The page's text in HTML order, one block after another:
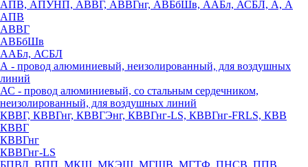
АПВ, АПУНП, АВВГ, АВВГнг, АВБбШв, ААБл, АСБЛ, А, А
АПВ
АВВГ
АВБбШв
ААБл, АСБЛ
А - провод алюминиевый, неизолированный, для воздушных
линий
АС - провод алюминиевый, со стальным сердечником,
неизолированный, для воздушных линий
КВВГ, КВВГнг, КВВГЭнг, КВВГнг-LS, КВВГнг-FRLS, КВВ
КВВГ
КВВГнг
КВВГнг-LS
БПВЛ, ВПП, МКШ, МКЭШ, МГШВ, МГТФ, ПНСВ, ППВ,